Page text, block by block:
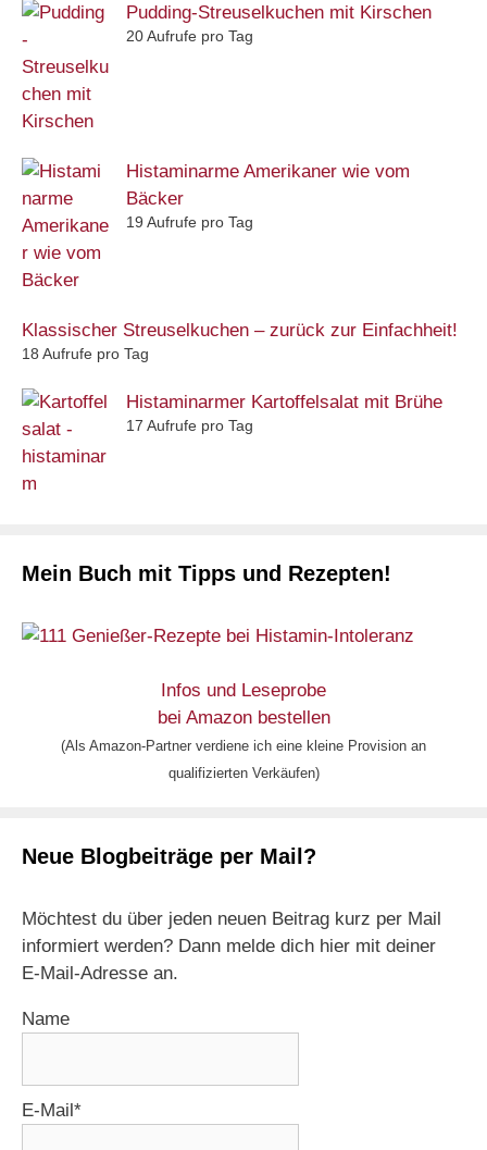
Pudding-Streuselkuchen mit Kirschen
20 Aufrufe pro Tag
Histaminarme Amerikaner wie vom
Bäcker
19 Aufrufe pro Tag
Klassischer Streuselkuchen – zurück zur Einfachheit!
18 Aufrufe pro Tag
Histaminarmer Kartoffelsalat mit Brühe
17 Aufrufe pro Tag
Mein Buch mit Tipps und Rezepten!
Infos und Leseprobe
bei Amazon bestellen
(Als Amazon-Partner verdiene ich eine kleine Provision an
qualifizierten Verkäufen)
Neue Blogbeiträge per Mail?
Möchtest du über jeden neuen Beitrag kurz per Mail
informiert werden? Dann melde dich hier mit deiner
E-Mail-Adresse an.
Name
E-Mail*